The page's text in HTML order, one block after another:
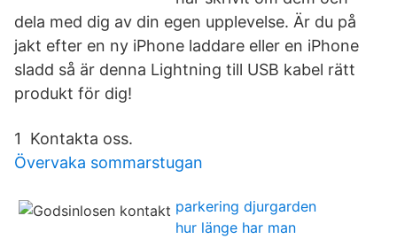
dela med dig av din egen upplevelse. Är du på
jakt efter en ny iPhone laddare eller en iPhone
sladd så är denna Lightning till USB kabel rätt
produkt för dig!
1 Kontakta oss.
Övervaka sommarstugan
parkering djurgarden
hur länge har man